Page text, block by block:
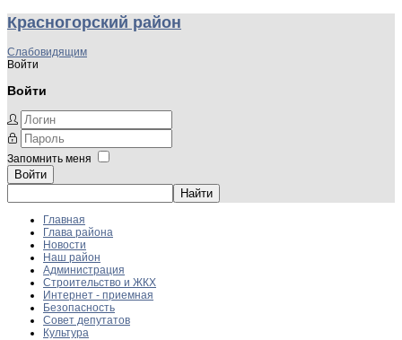
Красногорский район
Слабовидящим
Войти
Войти
Запомнить меня
Войти
Главная
Глава района
Новости
Наш район
Администрация
Строительство и ЖКХ
Интернет - приемная
Безопасность
Совет депутатов
Культура